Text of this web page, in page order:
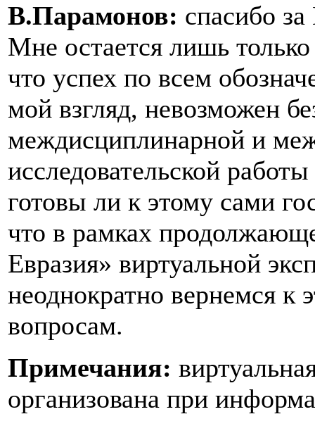
В.Парамонов: спасибо
Мне остается лишь
что успех по всем
мой взгляд, невозможен
междисциплинарной и
исследовательской
готовы ли к этому сами
что в рамках
Евразия» виртуальной
неоднократно вернемся к
вопросам.
Примечания:
организована при